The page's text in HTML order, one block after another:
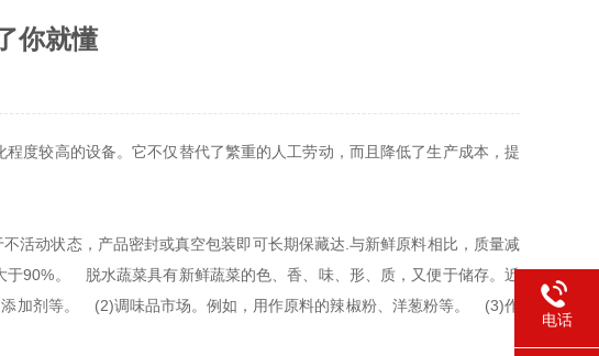
你就懂
度较高的设备。它不仅替代了繁重的人工劳动，而且降低了生产成本，提
动状态，产品密封或真空包装即可长期保藏达.与新鲜原料相比，质量减
90%。 脱水蔬菜具有新鲜蔬菜的色、香、味、形、质，又便于储存。近
加剂等。 (2)调味品市场。例如，用作原料的辣椒粉、洋葱粉等。 (3)作
电话